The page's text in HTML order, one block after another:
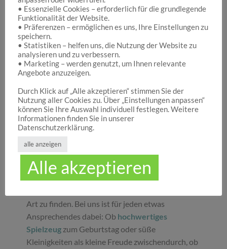
Hocuspocus – Ihr Onlineshop für die schönen
Dinge des Lebens
Hocuspocus ist die richtige Anlaufstelle für Dich,
wenn Du auf der Suche nach schönen
Geschenken , tollenSpielwarenoder
ansprechenderDekorationbist. Wir von
Hocuspocus wissen schöne Dinge stets zu
schätzen und legen daher großen Wert darauf,
dass bei uns Groß und Klein etwas finden, was sie
glücklich macht. Jeder Tag ist ein guter Anlass, um
seinen Liebsten oder sich selbst eine Freude zu
machen. Unser umfassendes Sortiment gibt Ihnen
Art zu finden. Bei uns ist für jeden etwas
Ansprechendes dabei: Ob hochwertiges
Spielzeug zum Geburtstag oder süße
Kleinigkeiten als kleine Freude zwischendurch, ob
• Essenzielle Cookies – erforderlich für die grundlegende
Funktionalität der Website.
• Präferenzen – ermöglichen es uns, Ihre Einstellungen zu
speichern.
• Statistiken – helfen uns, die Nutzung der Website zu
analysieren und zu verbessern.
• Marketing – werden genutzt, um Ihnen relevante
Angebote anzuzeigen.
Durch Klick auf „Alle akzeptieren“ stimmen Sie der
Nutzung aller Cookies zu. Über „Einstellungen anpassen“
können Sie Ihre Auswahl individuell festlegen. Weitere
Informationen finden Sie in unserer
Datenschutzerklärung.
alle anzeigen
Alle akzeptieren